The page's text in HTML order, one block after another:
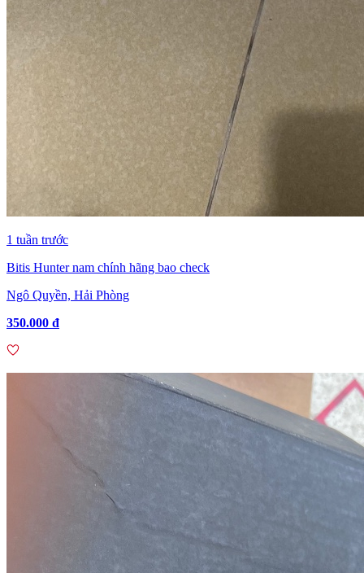
1 tuần trước
Bitis Hunter nam chính hãng bao check
Ngô Quyền, Hải Phòng
350.000 đ